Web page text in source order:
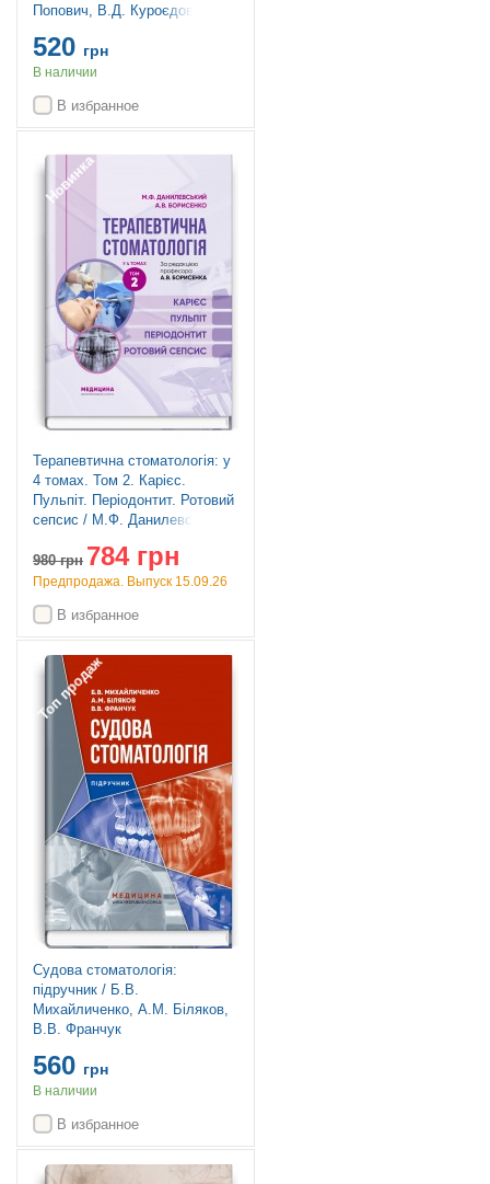
Попович, В.Д. Куроєдова та
520 грн
В наличии
В избранное
Новинка
Терапевтична стоматологія: у
4 томах. Том 2. Карієс.
Пульпіт. Періодонтит. Ротовий
сепсис / М.Ф. Данилевський,
видання
980грн 784 грн
Предпродажа. Выпуск 15.09.26
В избранное
Топ продаж
Судова стоматологія:
підручник / Б.В.
Михайличенко, А.М. Біляков,
В.В. Франчук
560 грн
В наличии
В избранное